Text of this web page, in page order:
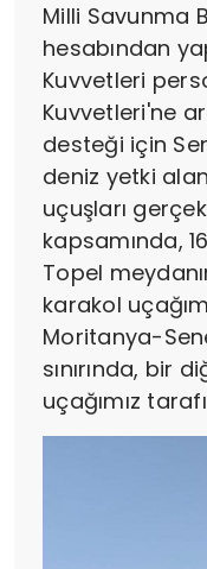
Milli Savunma
hesabından
Kuvvetleri
Kuvvetleri'ne
desteği için
deniz yetki
uçuşları
kapsamında,
Topel
karakol
Moritanya-
sınırında, bir
uçağımız